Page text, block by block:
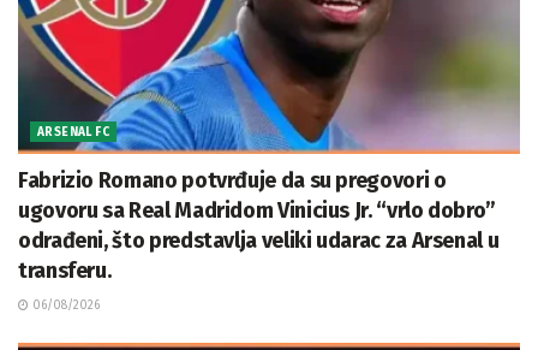
ARSENAL FC
Fabrizio Romano potvrđuje da su pregovori o
ugovoru sa Real Madridom Vinicius Jr. “vrlo dobro”
odrađeni, što predstavlja veliki udarac za Arsenal u
transferu.
06/08/2026